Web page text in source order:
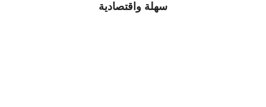
سهلة واقتصادية